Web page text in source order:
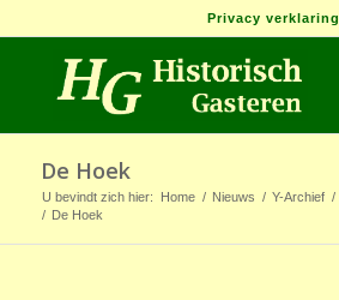
Privacy verklaring
De Hoek
U bevindt zich hier: Home / Nieuws / Y-Archief /
/ De Hoek